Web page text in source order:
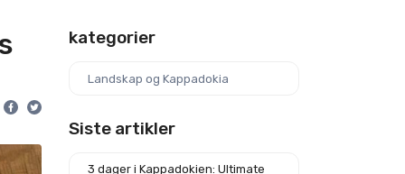
kategorier
Landskap og Kappadokia
Siste artikler
3 dager i Kappadokien: Ultimate